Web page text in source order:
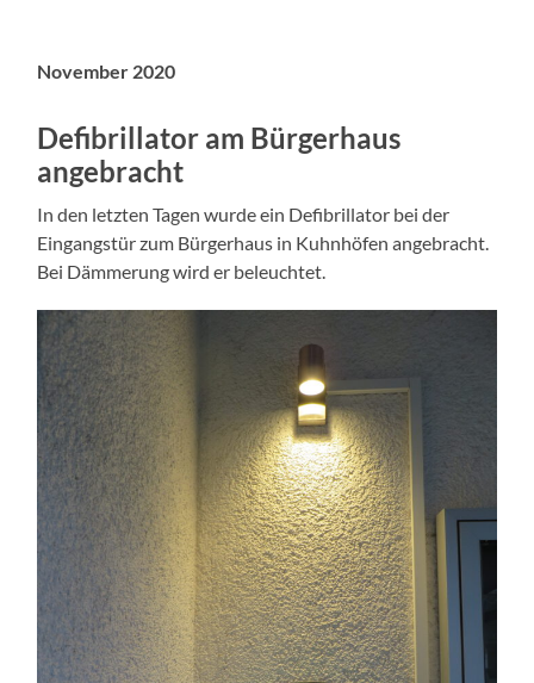
November 2020
Defibrillator am Bürgerhaus
angebracht
In den letzten Tagen wurde ein Defibrillator bei der
Eingangstür zum Bürgerhaus in Kuhnhöfen angebracht.
Bei Dämmerung wird er beleuchtet.